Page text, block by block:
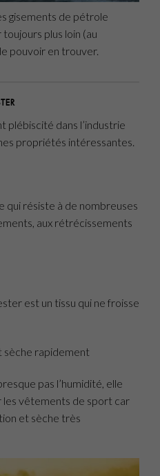
gisements de pétrole
plus loin (au
pouvoir en trouver.
dans l’industrie
propriétés intéressantes.
qui résiste à de nombreuses
aux rétrécissements
est un tissu qui ne froisse
sèche rapidement
pas l’humidité, elle
vêtements de sport car
et sèche très